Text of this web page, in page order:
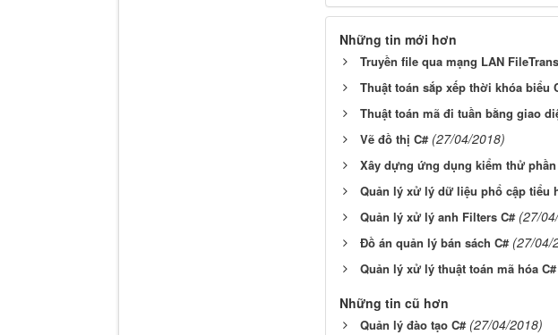
Những tin mới hơn
Truyền file qua mạng LAN
Thuật toán sắp xếp thời khóa biểu
Thuật toán mã đi tuần bằng giao
Vẽ đồ thị C# (27/04/2018)
Xây dựng ứng dụng kiểm thử
Quản lý xử lý dữ liệu phổ cập tiểu
Quản lý xử lý anh Filters C# (27/
Đồ án quản lý bán sách C# (27/04/
Quản lý xử lý thuật toán mã hóa C#
Những tin cũ hơn
Quản lý đào tạo C# (27/04/2018)